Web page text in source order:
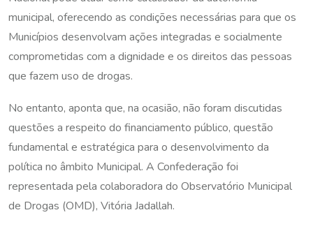
municipal, oferecendo as condições necessárias para que os
Municípios desenvolvam ações integradas e socialmente
comprometidas com a dignidade e os direitos das pessoas
que fazem uso de drogas.
No entanto, aponta que, na ocasião, não foram discutidas
questões a respeito do financiamento público, questão
fundamental e estratégica para o desenvolvimento da
política no âmbito Municipal. A Confederação foi
representada pela colaboradora do Observatório Municipal
de Drogas (OMD), Vitória Jadallah.